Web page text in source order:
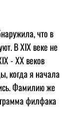
что в
В XIX веке не
- XX веков
когда я начала
Фамилию же
филфака